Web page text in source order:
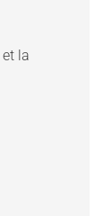
et la